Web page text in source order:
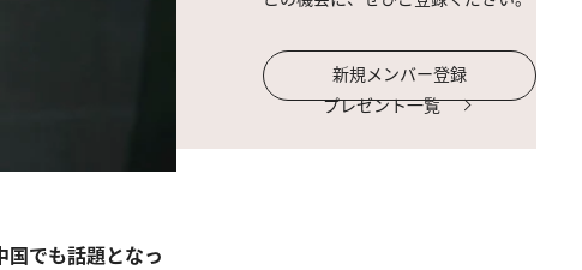
でも話題となっ
新規メンバー登録
プレゼント一覧